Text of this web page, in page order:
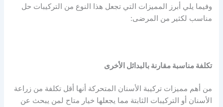
وفيما يلي أبرز المميزات التي تجعل هذا النوع من التركيبات حل
مناسب لكثير من المرضى:
تكلفة مناسبة مقارنة بالبدائل الأخرى
من أهم مميزات تركيبة الأسنان المتحركة أنها أقل تكلفة من زراعة
الأسنان أو التركيبات الثابتة مما يجعلها خيار متاح لمن يبحث عن